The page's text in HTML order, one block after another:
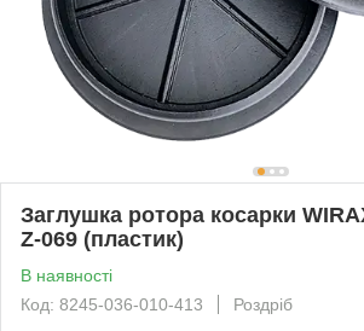
Заглушка ротора косарки
Z-069 (пластик)
В наявності
Код: 8245-036-010-413
Роздріб